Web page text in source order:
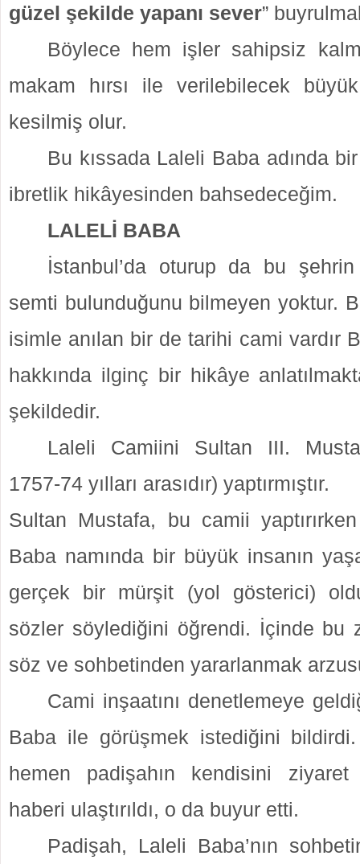
güzel şekilde yapanı sever”
Böylece hem işler sahipsiz
makam hırsı ile verilebilecek
kesilmiş olur.
Bu kıssada Laleli Baba adında
ibretlik hikâyesinden bahsedeceğim.
LALELİ BABA
İstanbul’da oturup da bu
semti bulunduğunu bilmeyen yoktur.
isimle anılan bir de tarihi cami vardır
hakkında ilginç bir hikâye
şekildedir.
Laleli Camiini Sultan III.
1757-74 yılları arasıdır) yaptırmıştır.
Sultan Mustafa, bu camii
Baba namında bir büyük insanın
gerçek bir mürşit (yol gösterici)
sözler söylediğini öğrendi. İçinde bu
söz ve sohbetinden yararlanmak
Cami inşaatını denetlemeye
Baba ile görüşmek istediğini
hemen padişahın kendisini
haberi ulaştırıldı, o da buyur etti.
Padişah, Laleli Baba’nın